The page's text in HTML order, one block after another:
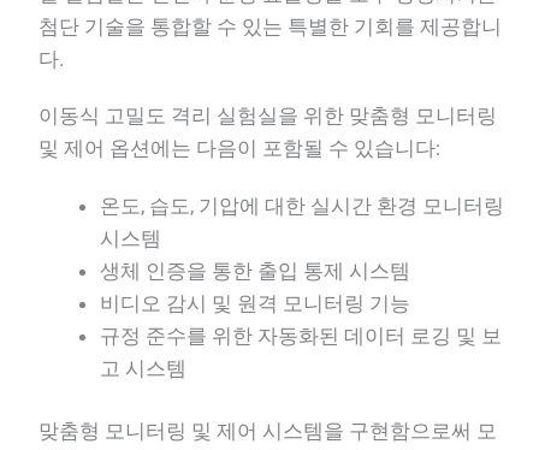
첨단 기술을 통합할 수 있는 특별한 기회를 제공합니
다.
이동식 고밀도 격리 실험실을 위한 맞춤형 모니터링
및 제어 옵션에는 다음이 포함될 수 있습니다:
온도, 습도, 기압에 대한 실시간 환경 모니터링
시스템
생체 인증을 통한 출입 통제 시스템
비디오 감시 및 원격 모니터링 기능
규정 준수를 위한 자동화된 데이터 로깅 및 보
고 시스템
맞춤형 모니터링 및 제어 시스템을 구현함으로써 모